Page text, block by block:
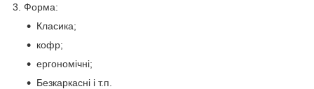
3. Форма:
Класика;
кофр;
ергономічні;
Безкаркасні і т.п.